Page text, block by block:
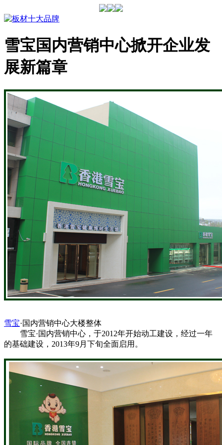
雪宝国内营销中心掀开企业发
展新篇章
雪宝·国内营销中心大楼整体
雪宝·国内营销中心，于2012年开始动工建设，经过一年
的基础建设，2013年9月下旬全面启用。